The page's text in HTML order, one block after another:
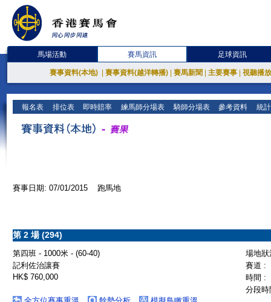
馬場活動 賽馬資訊 足球資訊
賽事資料(本地) 賽事資料(越洋轉播) 賽馬新聞 主要賽事 視聽播
報名表 排位表 即時賠率 練馬師分場表 騎師分場表 參考資料 統
賽事日期: 07/01/2015 跑馬地
第 2 場 (294)
第四班 - 1000米 - (60-40)
場地
記利佐治讓賽
賽道 :
HK$ 760,000
時間 :
分段